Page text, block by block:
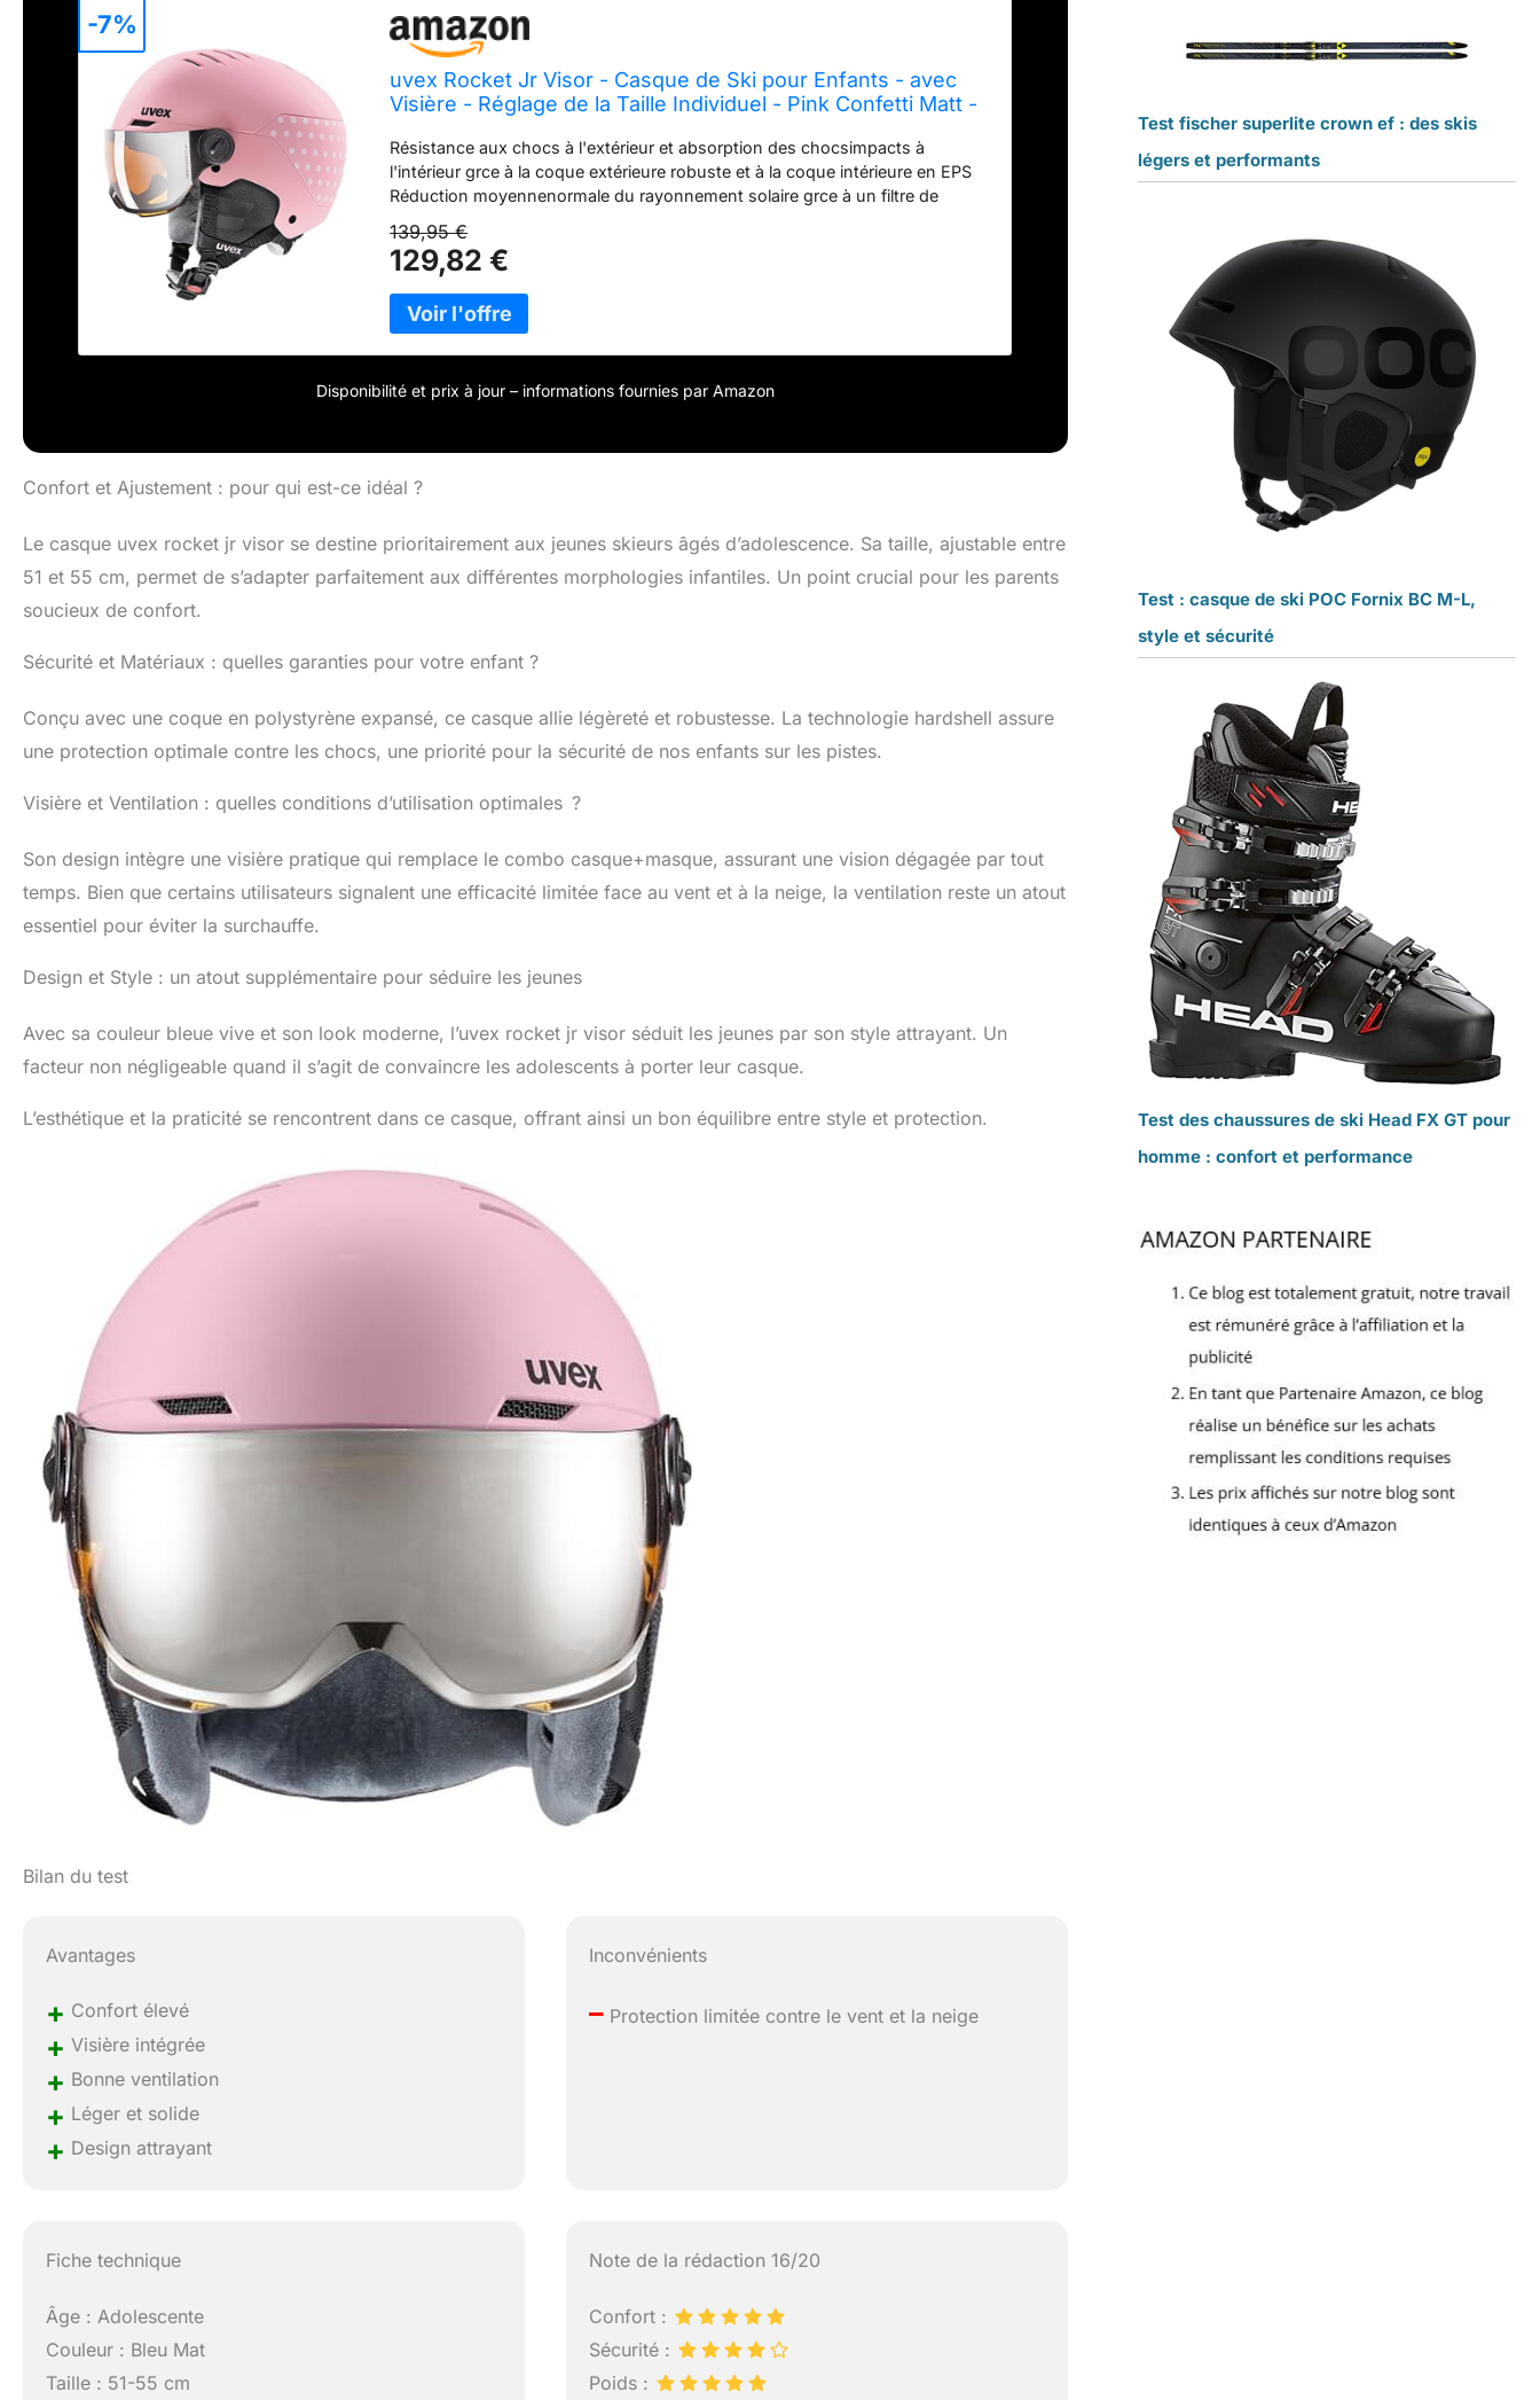
uvex Rocket Jr Visor - Casque de Ski pour Enfants - avec
Visière - Réglage de la Taille Individuel - Pink Confetti Matt -
Résistance aux chocs à l'extérieur et absorption des chocsimpacts à
l'intérieur grce à la coque extérieure robuste et à la coque intérieure en EPS
Réduction moyennenormale du rayonnement solaire grce à un filtre de
exacte à la circonférence individuelle de la tête grce au système uvex IAS
réglable La fermeture confort uvex monomatique uvexc de forme
anatomique permet d'ouvrir le casque d'une seule main Des conduitsanaux
de ventilation astucieusement conçus conduisent l'air frais à l'intérieur et l'air
chaud à l'extérieur
139,95 €
129,82 €
-7%
Disponibilité et prix à jour – informations fournies par Amazon
Confort et Ajustement : pour qui est-ce idéal ?
Le casque uvex rocket jr visor se destine prioritairement aux jeunes skieurs âgés d’adolescence. Sa taille, ajustable entre
51 et 55 cm, permet de s’adapter parfaitement aux différentes morphologies infantiles. Un point crucial pour les parents
soucieux de confort.
Sécurité et Matériaux : quelles garanties pour votre enfant ?
Conçu avec une coque en polystyrène expansé, ce casque allie légèreté et robustesse. La technologie hardshell assure
une protection optimale contre les chocs, une priorité pour la sécurité de nos enfants sur les pistes.
Visière et Ventilation : quelles conditions d’utilisation optimales ?
Son design intègre une visière pratique qui remplace le combo casque+masque, assurant une vision dégagée par tout
temps. Bien que certains utilisateurs signalent une efficacité limitée face au vent et à la neige, la ventilation reste un atout
essentiel pour éviter la surchauffe.
Design et Style : un atout supplémentaire pour séduire les jeunes
Avec sa couleur bleue vive et son look moderne, l’uvex rocket jr visor séduit les jeunes par son style attrayant. Un
facteur non négligeable quand il s’agit de convaincre les adolescents à porter leur casque.
L’esthétique et la praticité se rencontrent dans ce casque, offrant ainsi un bon équilibre entre style et protection.
Bilan du test
Avantages
+ Confort élevé
+ Visière intégrée
+ Bonne ventilation
+ Léger et solide
+ Design attrayant
Inconvénients
– Protection limitée contre le vent et la neige
Fiche technique
Âge : Adolescente
Couleur : Bleu Mat
Taille : 51-55 cm
Note de la rédaction 16/20
Confort :
Sécurité :
Poids :
Test fischer superlite crown ef : des skis
légers et performants
Test : casque de ski POC Fornix BC M-L,
style et sécurité
Test des chaussures de ski Head FX GT pour
homme : confort et performance